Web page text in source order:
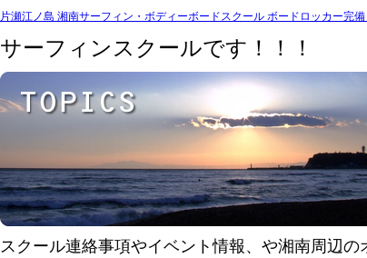
片瀬江ノ島 湘南サーフィン・ボディーボードスクール ボードロッカー完備
サーフィンスクールです！！！
スクール連絡事項やイベント情報、や湘南周辺の